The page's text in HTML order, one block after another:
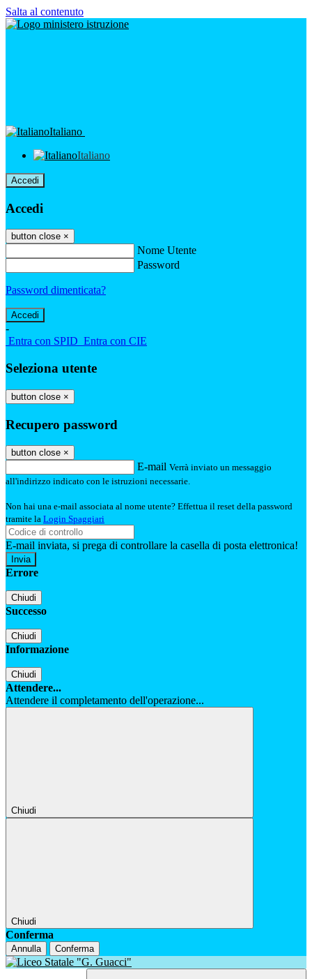
Salta al contenuto
Italiano
Italiano
Accedi
Accedi
button close ×
Nome Utente
Password
Password dimenticata?
-
Entra con SPID Entra con CIE
Seleziona utente
button close ×
Recupero password
button close ×
E-mail Verrà inviato un messaggio
all'indirizzo indicato con le istruzioni necessarie.
Non hai una e-mail associata al nome utente? Effettua il reset della password
tramite la Login Spaggiari
E-mail inviata, si prega di controllare la casella di posta elettronica!
Errore
Chiudi
Successo
Chiudi
Informazione
Chiudi
Attendere...
Attendere il completamento dell'operazione...
Chiudi
Chiudi
Conferma
Annulla Conferma